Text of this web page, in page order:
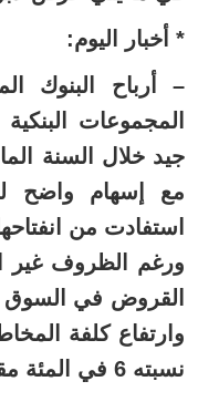
* أخبار اليوم:
المجموعات
مع إسهام واضح
استفادت من
القروض في السوق
وارتفاع كلفة
نسبته 6 في المئة مقارنة مع 2015.